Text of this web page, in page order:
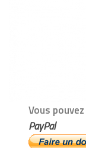
Vous
PayPal